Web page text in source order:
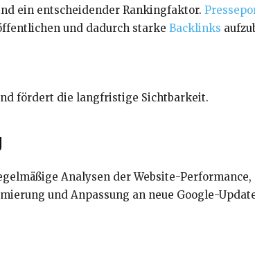
ein entscheidender Rankingfaktor.
und dadurch starke Backlinks
fördert die langfristige Sichtbarkeit.
Analysen der Website-
und Anpassung an neue Google-